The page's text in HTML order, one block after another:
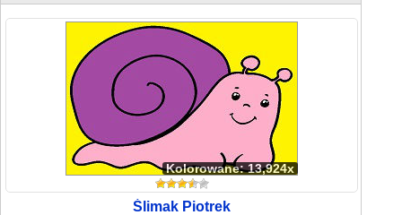
Kolorowane: 13,924x
Ślimak Piotrek